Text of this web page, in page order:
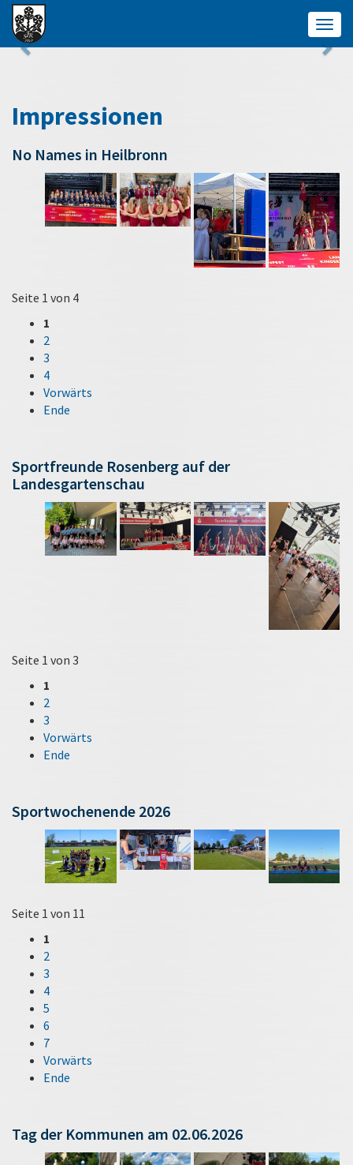
Impressionen
No Names in Heilbronn
Seite 1 von 4
1
2
3
4
Vorwärts
Ende
Sportfreunde Rosenberg auf der
Landesgartenschau
Seite 1 von 3
1
2
3
Vorwärts
Ende
Sportwochenende 2026
Seite 1 von 11
1
2
3
4
5
6
7
Vorwärts
Ende
Tag der Kommunen am 02.06.2026